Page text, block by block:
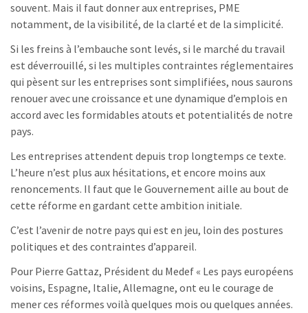
souvent. Mais il faut donner aux entreprises, PME
notamment, de la visibilité, de la clarté et de la simplicité.
Si les freins à l’embauche sont levés, si le marché du travail
est déverrouillé, si les multiples contraintes réglementaires
qui pèsent sur les entreprises sont simplifiées, nous saurons
renouer avec une croissance et une dynamique d’emplois en
accord avec les formidables atouts et potentialités de notre
pays.
Les entreprises attendent depuis trop longtemps ce texte.
L’heure n’est plus aux hésitations, et encore moins aux
renoncements. Il faut que le Gouvernement aille au bout de
cette réforme en gardant cette ambition initiale.
C’est l’avenir de notre pays qui est en jeu, loin des postures
politiques et des contraintes d’appareil.
Pour Pierre Gattaz, Président du Medef « Les pays européens
voisins, Espagne, Italie, Allemagne, ont eu le courage de
mener ces réformes voilà quelques mois ou quelques années.